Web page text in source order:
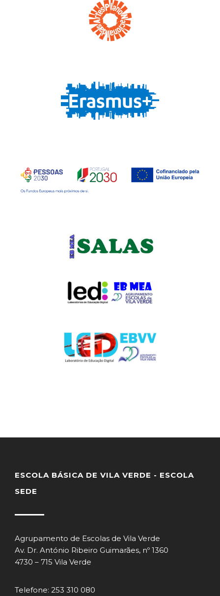
ESCOLA BÁSICA DE VILA VERDE - ESCOLA
SEDE
Agrupamento de Escolas de Vila Verde
Av. Dr. António Ribeiro Guimarães, nº 1360
4730 – 715 Vila Verde
Telefone: 253 310 080